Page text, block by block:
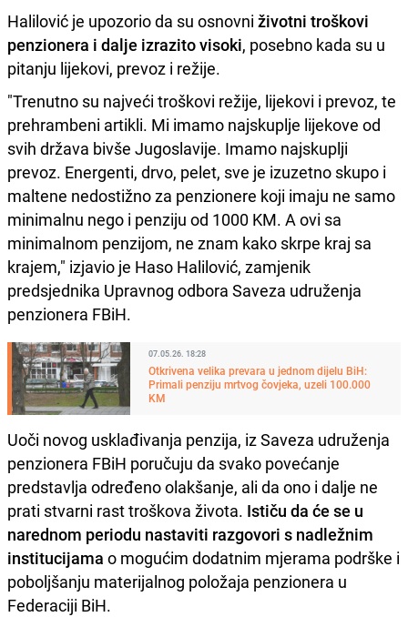
Halilović je upozorio da su osnovni životni troškovi
penzionera i dalje izrazito visoki, posebno kada su u
pitanju lijekovi, prevoz i režije.
"Trenutno su najveći troškovi režije, lijekovi i prevoz, te
prehrambeni artikli. Mi imamo najskuplje lijekove od
svih država bivše Jugoslavije. Imamo najskuplji
prevoz. Energenti, drvo, pelet, sve je izuzetno skupo i
maltene nedostižno za penzionere koji imaju ne samo
minimalnu nego i penziju od 1000 KM. A ovi sa
minimalnom penzijom, ne znam kako skrpe kraj sa
krajem," izjavio je Haso Halilović, zamjenik
predsjednika Upravnog odbora Saveza udruženja
penzionera FBiH.
07.05.26. 18:28
Otkrivena velika prevara u jednom dijelu BiH:
Primali penziju mrtvog čovjeka, uzeli 100.000
KM
Uoči novog usklađivanja penzija, iz Saveza udruženja
penzionera FBiH poručuju da svako povećanje
predstavlja određeno olakšanje, ali da ono i dalje ne
prati stvarni rast troškova života. Ističu da će se u
narednom periodu nastaviti razgovori s nadležnim
institucijama o mogućim dodatnim mjerama podrške i
poboljšanju materijalnog položaja penzionera u
Federaciji BiH.